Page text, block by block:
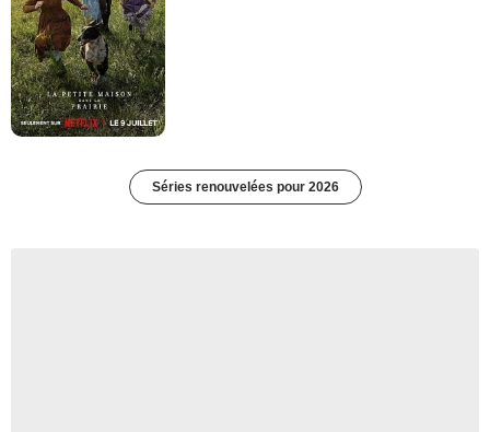
Séries renouvelées pour 2026